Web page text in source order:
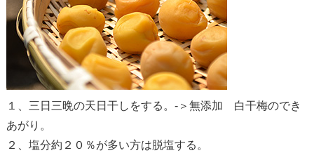
１、三日三晩の天日干しをする。-＞無添加 白干梅のでき
あがり。
２、塩分約２０％が多い方は脱塩する。